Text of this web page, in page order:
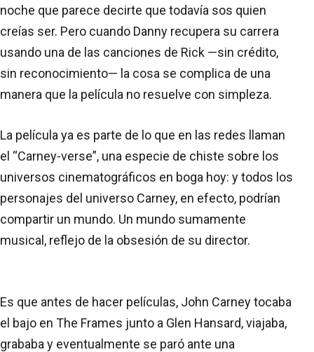
noche que parece decirte que todavía sos quien
creías ser. Pero cuando Danny recupera su carrera
usando una de las canciones de Rick —sin crédito,
sin reconocimiento— la cosa se complica de una
manera que la película no resuelve con simpleza.
La película ya es parte de lo que en las redes llaman
el “Carney-verse”, una especie de chiste sobre los
universos cinematográficos en boga hoy: y todos los
personajes del universo Carney, en efecto, podrían
compartir un mundo. Un mundo sumamente
musical, reflejo de la obsesión de su director.
Es que antes de hacer películas, John Carney tocaba
el bajo en The Frames junto a Glen Hansard, viajaba,
grababa y eventualmente se paró ante una